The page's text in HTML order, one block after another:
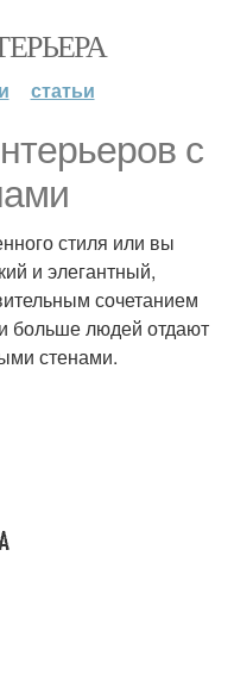
статьи
с
стиля или вы
и элегантный,
сочетанием
больше людей отдают
стенами.